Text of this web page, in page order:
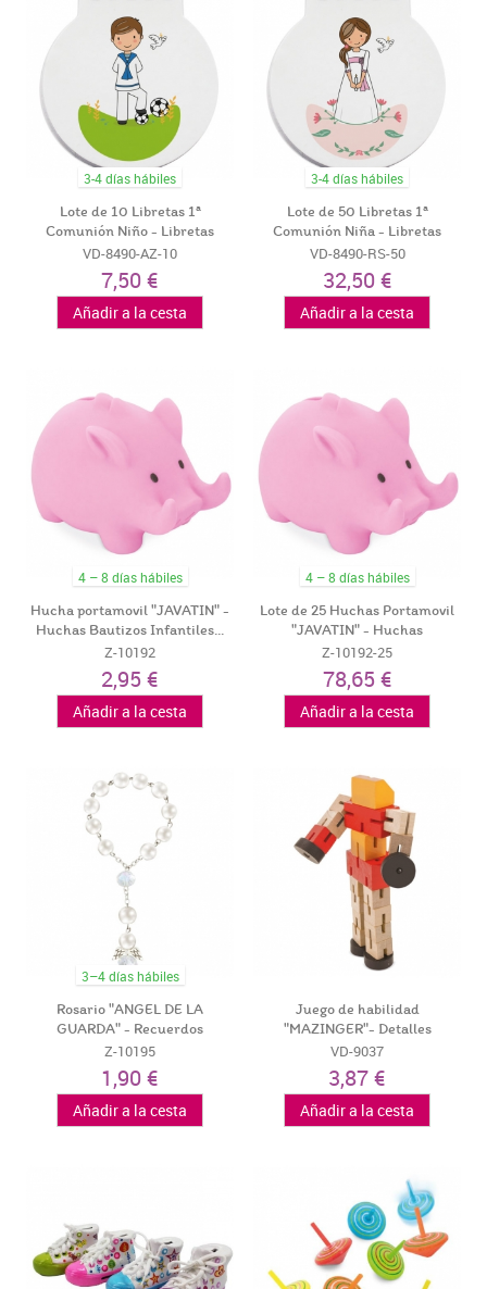
3-4 días hábiles
Lote de 10 Libretas 1ª
Comunión Niño - Libretas
Detalles...
VD-8490-AZ-10
7,50 €
Añadir a la cesta
3-4 días hábiles
Lote de 50 Libretas 1ª
Comunión Niña - Libretas
Recuerdos...
VD-8490-RS-50
32,50 €
Añadir a la cesta
4 – 8 días hábiles
Hucha portamovil "JAVATIN" -
Huchas Bautizos Infantiles...
Z-10192
2,95 €
Añadir a la cesta
4 – 8 días hábiles
Lote de 25 Huchas Portamovil
"JAVATIN" - Huchas
Recuerdos...
Z-10192-25
78,65 €
Añadir a la cesta
3–4 días hábiles
Rosario "ANGEL DE LA
GUARDA" - Recuerdos
Comuniones...
Z-10195
1,90 €
Añadir a la cesta
Juego de habilidad
"MAZINGER"- Detalles
Prácticos...
VD-9037
3,87 €
Añadir a la cesta